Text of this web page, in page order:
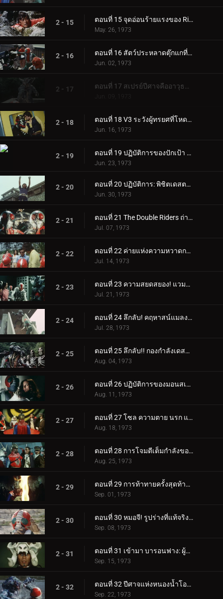
2 - 15 ตอนที่ 15 จุดอ่อนร้ายแรงของ Rider V3!!
May. 26, 1973
2 - 16 ตอนที่ 16 สัตว์ประหลาดตุ๊กแกที่มีขีปนาวุธอยู่บนหลัง!
Jun. 02, 1973
2 - 17
Jun. 09, 1973
2 - 18 ตอนที่ 18 V3 ระวังผู้ทรยศที่โหดเหี้ยม!
Jun. 16, 1973
2 - 19 ตอนที่ 19 ปฏิบัติการของปักเป้า อาปาเช่: ตอร์ปิโด!!
Jun. 23, 1973
2 - 20 ตอนที่ 20 ปฏิบัติการ: พิชิตเดสตรอน ชิโกกุ
Jun. 30, 1973
2 - 21 ตอนที่ 21 The Double Riders ถ่ายทอดสด
Jul. 07, 1973
2 - 22 ตอนที่ 22 ค่ายแห่งความหวาดกลัว! ความลึกลับของคลองใต้ดิน
Jul. 14, 1973
2 - 23 ตอนที่ 23 ความสยดสยอง! แวมไพร์จากสุสาน
Jul. 21, 1973
2 - 24 ตอนที่ 24 ลึกลับ! คฤหาสน์แมลงสาบ!!
Jul. 28, 1973
2 - 25 ตอนที่ 25 ลึกลับ!! กองกำลังเดสตรอน เรนเจอร์
Aug. 04, 1973
2 - 26 ตอนที่ 26 ปฏิบัติการของมอนสเตอร์ฮีตเตอร์-จั๊กจั่น: มัมมี่
Aug. 11, 1973
2 - 27 ตอนที่ 27 โซล ความตาย นรก และความมืดผงาดขึ้นมาจากหลุมศพ
Aug. 18, 1973
2 - 28 ตอนที่ 28 การโจมตีเต็มกำลังของผู้บัญชาการทั้งห้า!
Aug. 25, 1973
2 - 29 ตอนที่ 29 การท้าทายครั้งสุดท้ายของหมอจี!
Sep. 01, 1973
2 - 30 ตอนที่ 30 หมอจี! รูปร่างที่แท้จริงของความชั่วร้ายคือ...?
Sep. 08, 1973
2 - 31 ตอนที่ 31 เข้ามา บารอนฟาง: ผู้บัญชาการแห่งคำสาป!!
Sep. 15, 1973
2 - 32 ตอนที่ 32 ปีศาจแห่งหนองน้ำโอนิบิ: หน่วยสอดแนมไรเดอร์ถูกทำลายล้าง!?
Sep. 22, 1973